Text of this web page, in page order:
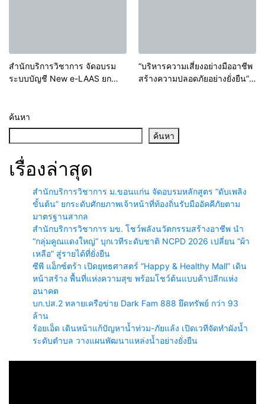
สำนักบริการวิชาการ จัดอบรม
ระบบบัญชี New e-LAAS ยก
หน่วยตรวจสอบ
“บริหารความเสี่ยงอย่างมืออาชีพ
สร้างความปลอดภัยอย่างยั่งยืน”
SDGs
ค้นหา
ค้นหา
เรื่องล่าสุด
สำนักบริการวิชาการ ม.ขอนแก่น จัดอบรมหลักสูตร “ดับเพลิง
ขั้นต้น” ยกระดับศักยภาพเจ้าหน้าที่ท้องถิ่นรับมืออัคคีภัยตาม
มาตรฐานสากล
สำนักบริการวิชาการ มข. โชว์พลังนวัตกรรมสร้างอาชีพ นำ
“กลุ่มคูณแดงใหญ่” บุกเวทีระดับชาติ NCPD 2026 เปลี่ยน “ผ้า
เหลือ” สู่รายได้ที่ยั่งยืน
ซีพี แอ็กซ์ตร้า เปิดยุทธศาสตร์ “Happy & Healthy Mall” เดิน
หน้าสร้าง พื้นที่แห่งความสุข พร้อมโชว์ต้นแบบค้าปลีกแห่ง
อนาคต
บก.ปส.2 ทลายเครือข่าย Dark Fam 888 ยึดทรัพย์ กว่า 93
ล้าน
ร้อยเอ็ด เดินหน้าแก้ปัญหาน้ำท่วม-ภัยแล้ง เปิดเวทีจัดทำผังน้ำ
ระดับตำบล วางแผนพัฒนาแหล่งน้ำอย่างยั่งยืน